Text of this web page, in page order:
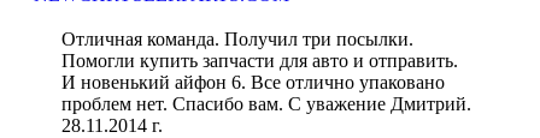
Отличная команда. Получил три посылки.
Помогли купить запчасти для авто и отправить.
И новенький айфон 6. Все отлично упаковано
проблем нет. Спасибо вам. С уважение Дмитрий.
28.11.2014 г.